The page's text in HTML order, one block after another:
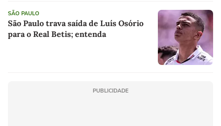
SÃO PAULO
São Paulo trava saída de Luís Osório
para o Real Betis; entenda
PUBLICIDADE